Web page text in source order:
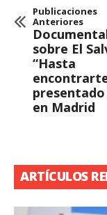
Publicaciones
Anteriores
sobre El
“Hasta
en Madrid
ARTÍCULOS